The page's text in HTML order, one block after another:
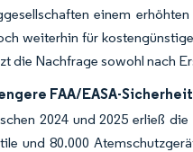
einem
weiterhin für
die Nachfrage sowohl nach
FAA/EASA-
2024 und 2025 erließ
und 80.000